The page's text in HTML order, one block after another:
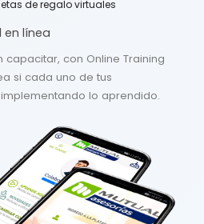
de regalo virtuales
en línea
capacitar, con Online Training
si cada uno de tus
lo aprendido.